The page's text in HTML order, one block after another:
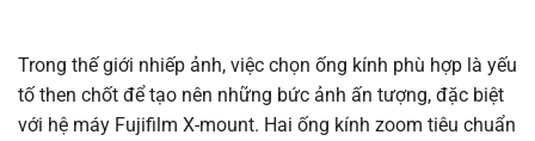
Trong thế giới nhiếp ảnh, việc chọn ống kính phù hợp là yếu
tố then chốt để tạo nên những bức ảnh ấn tượng, đặc biệt
với hệ máy Fujifilm X-mount. Hai ống kính zoom tiêu chuẩn